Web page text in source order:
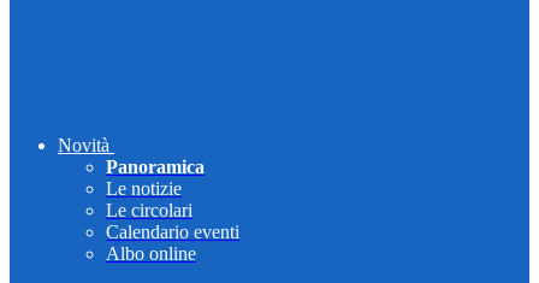
Novità
Panoramica
Le notizie
Le circolari
Calendario eventi
Albo online